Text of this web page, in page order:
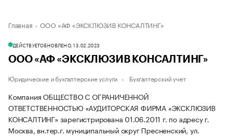
Главная ООО «АФ «ЭКСКЛЮЗИВ КОНСАЛТИНГ»
ДЕЙСТВУЕТОБНОВЛЕНО, 13.02.2023
ООО «АФ «ЭКСКЛЮЗИВ КОНСАЛТИНГ»
Юридические и бухгалтерские услуги Бухгалтерский учет
Компания ОБЩЕСТВО С ОГРАНИЧЕННОЙ
ОТВЕТСТВЕННОСТЬЮ «АУДИТОРСКАЯ ФИРМА «ЭКСКЛЮЗИВ
КОНСАЛТИНГ» зарегистрирована 01.06.2011 г. по адресу г.
Москва, вн.тер.г. муниципальный округ Пресненский, ул.